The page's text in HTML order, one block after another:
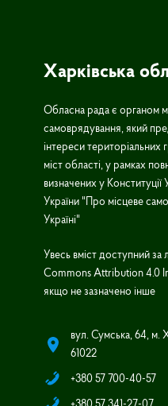
Харківська
Обласна рада є органом
самоврядування, який
інтереси територіальних
міст області, у рамках
визначених у Конституції
України "Про місцеве
Україні"
Увесь вміст доступний за
Commons Attribution 4.0
якщо не зазначено інше
вул. Сумська, 64, м.
61022
+380 57 700-40-57